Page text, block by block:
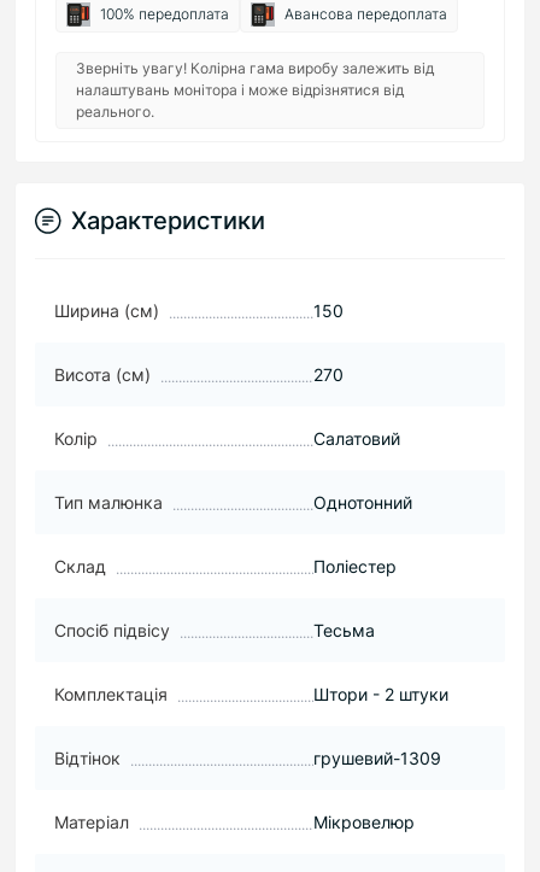
100% передоплата
Авансова передоплата
Зверніть увагу! Колірна гама виробу залежить від
налаштувань монітора і може відрізнятися від
реального.
Характеристики
Ширина (см) 150
Висота (см) 270
Колір Салатовий
Тип малюнка Однотонний
Склад Поліестер
Спосіб підвісу Тесьма
Комплектація Штори - 2 штуки
Відтінок грушевий-1309
Матеріал Мікровелюр